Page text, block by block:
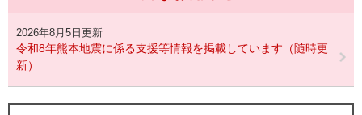
2026年8月5日更新
令和8年熊本地震に係る支援等情報を掲載しています（随時更
新）